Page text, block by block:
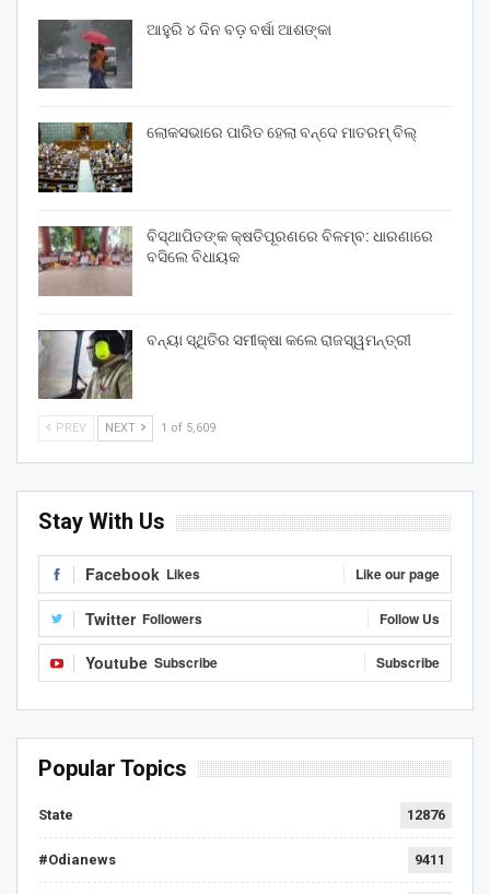
ଆହୁରି ୪ ଦିନ ବଡ଼ ବର୍ଷା ଆଶଙ୍କା
ଲୋକସଭାରେ ପାରିତ ହେଲା ବନ୍ଦେ ମାତରମ୍‌ ବିଲ୍‌
ବିସ୍ଥାପିତଙ୍କ କ୍ଷତିପୂରଣରେ ବିଳମ୍ବ: ଧାରଣାରେ
ବସିଲେ ବିଧାୟକ
ବନ୍ୟା ସ୍ଥିତିର ସମୀକ୍ଷା କଲେ ରାଜସ୍ୱମନ୍ତ୍ରୀ
PREV NEXT 1 of 5,609
Stay With Us
Facebook Likes Like our page
Twitter Followers Follow Us
Youtube Subscribe Subscribe
Popular Topics
State 12876
#Odianews 9411